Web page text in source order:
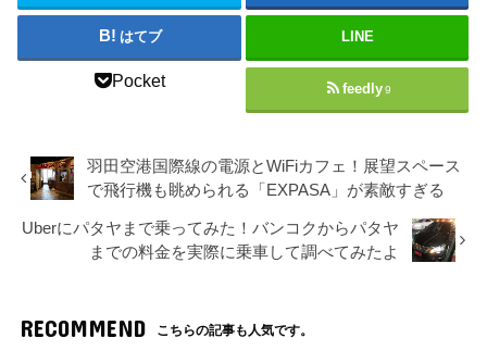
はてブ LINE
Pocket feedly 9
羽田空港国際線の電源とWiFiカフェ！展望スペース
で飛行機も眺められる「EXPASA」が素敵すぎる
Uberにパタヤまで乗ってみた！バンコクからパタヤ
までの料金を実際に乗車して調べてみたよ
RECOMMEND こちらの記事も人気です。